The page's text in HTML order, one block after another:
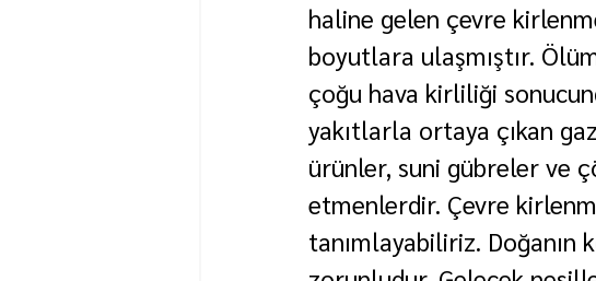
haline gelen çevre
boyutlara ulaşmıştır.
çoğu hava kirliliği
yakıtlarla ortaya çıkan
ürünler, suni gübreler ve
etmenlerdir. Çevre
tanımlayabiliriz. Doğanın